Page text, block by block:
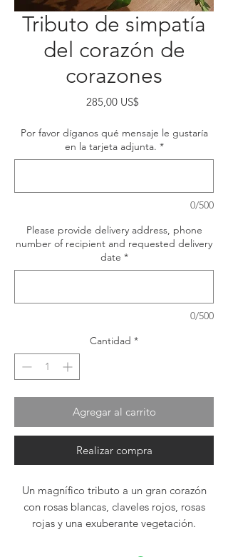
Tributo de simpatía
del corazón de
corazones
285,00 US$Precio
Por favor díganos qué mensaje le gustaría
en la tarjeta adjunta. *
0/500
Please provide delivery address, phone
number of recipient and requested delivery
date *
0/500
Cantidad *
Agregar al carrito
Realizar compra
Un magnífico tributo a un gran corazón
con rosas blancas, claveles rojos, rosas
rojas y una exuberante vegetación.